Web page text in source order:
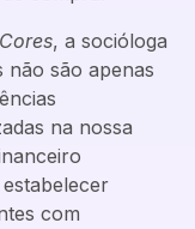
, a socióloga
não são apenas
na nossa
com